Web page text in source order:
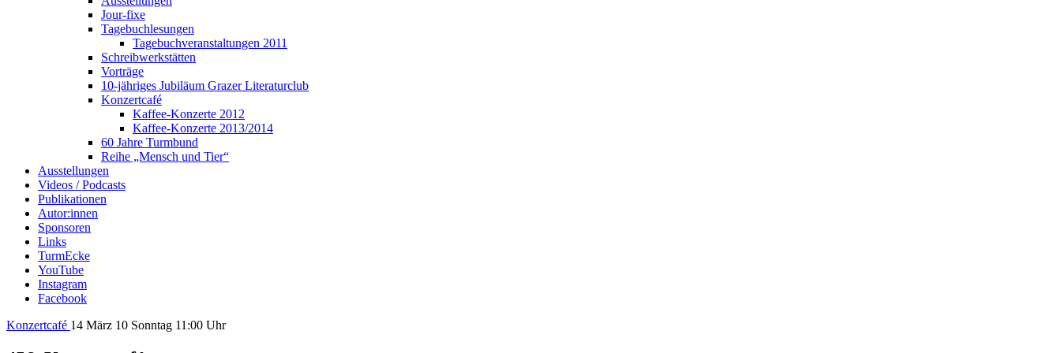
Jour-fixe
Tagebuchlesungen
Tagebuchveranstaltungen 2011
Schreibwerkstätten
Vorträge
10-jähriges Jubiläum Grazer Literaturclub
Konzertcafé
Kaffee-Konzerte 2012
Kaffee-Konzerte 2013/2014
60 Jahre Turmbund
Reihe „Mensch und Tier“
Ausstellungen
Videos / Podcasts
Publikationen
Autor:innen
Sponsoren
Links
TurmEcke
YouTube
Instagram
Facebook
Konzertcafé 14 März 10 Sonntag 11:00 Uhr